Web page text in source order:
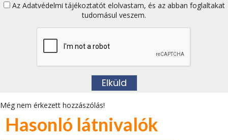
Az Adatvédelmi tájékoztatótelolvastam, és az abban foglaltakat
tudomásul veszem.
Még nem érkezett hozzászólás!
Hasonló látnivalók